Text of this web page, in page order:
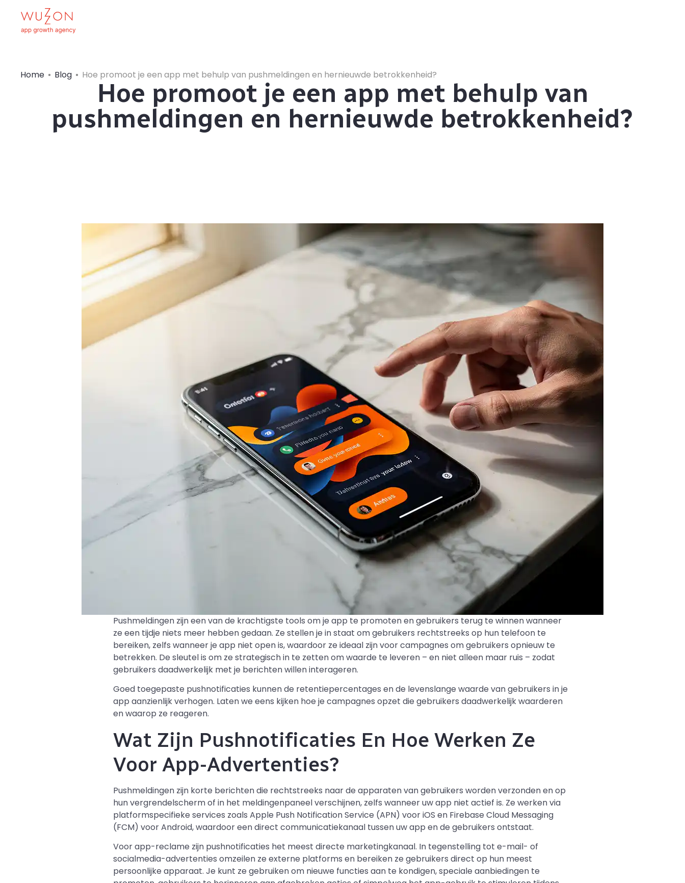
Home Blog Hoe promoot je een app met behulp van pushmeldingen en hernieuwde betrokkenheid?
Hoe promoot je een app met behulp van
pushmeldingen en hernieuwde betrokkenheid?
Pushmeldingen zijn een van de krachtigste tools om je app te promoten en gebruikers terug te winnen wanneer
ze een tijdje niets meer hebben gedaan. Ze stellen je in staat om gebruikers rechtstreeks op hun telefoon te
bereiken, zelfs wanneer je app niet open is, waardoor ze ideaal zijn voor campagnes om gebruikers opnieuw te
betrekken. De sleutel is om ze strategisch in te zetten om waarde te leveren – en niet alleen maar ruis – zodat
gebruikers daadwerkelijk met je berichten willen interageren.
Goed toegepaste pushnotificaties kunnen de retentiepercentages en de levenslange waarde van gebruikers in je
app aanzienlijk verhogen. Laten we eens kijken hoe je campagnes opzet die gebruikers daadwerkelijk waarderen
en waarop ze reageren.
Wat Zijn Pushnotificaties En Hoe Werken Ze
Voor App-Advertenties?
Pushmeldingen zijn korte berichten die rechtstreeks naar de apparaten van gebruikers worden verzonden en op
hun vergrendelscherm of in het meldingenpaneel verschijnen, zelfs wanneer uw app niet actief is. Ze werken via
platformspecifieke services zoals Apple Push Notification Service (APN) voor iOS en Firebase Cloud Messaging
(FCM) voor Android, waardoor een direct communicatiekanaal tussen uw app en de gebruikers ontstaat.
Voor app-reclame zijn pushnotificaties het meest directe marketingkanaal. In tegenstelling tot e-mail- of
socialmedia-advertenties omzeilen ze externe platforms en bereiken ze gebruikers direct op hun meest
persoonlijke apparaat. Je kunt ze gebruiken om nieuwe functies aan te kondigen, speciale aanbiedingen te